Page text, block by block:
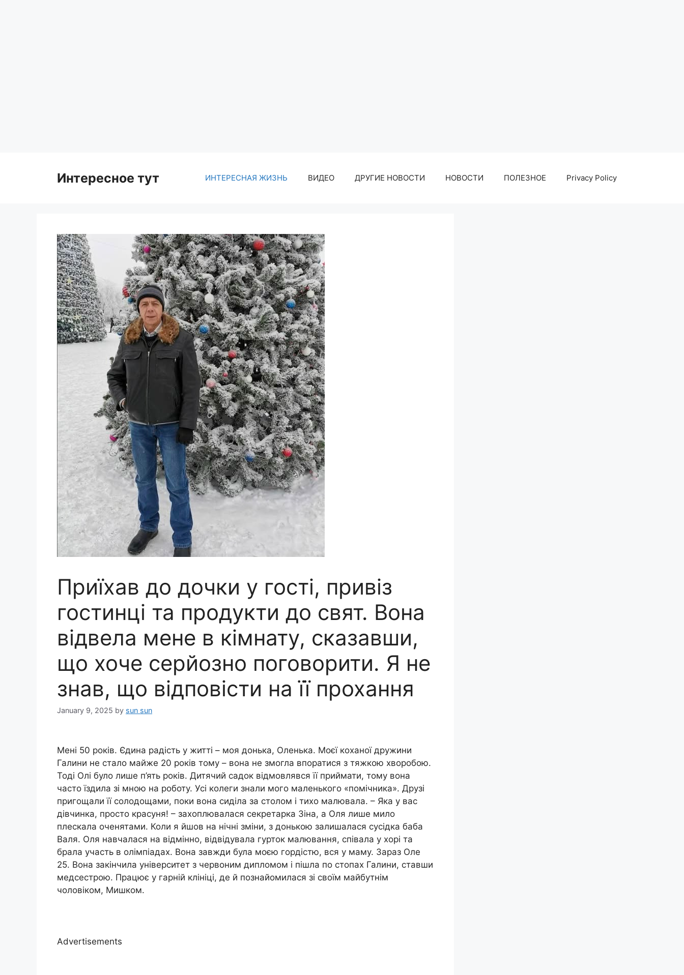
Интересное тут ИНТЕРЕСНАЯ ЖИЗНЬ ВИДЕО ДРУГИЕ НОВОСТИ НОВОСТИ ПОЛЕЗНОЕ Privacy Policy
Приїхав до дочки у гості, привіз
гостинці та продукти до свят. Вона
відвела мене в кімнату, сказавши,
що хоче серйозно поговорити. Я не
знав, що відповісти на її прохання
January 9, 2025 by sun sun
Мені 50 років. Єдина радість у житті – моя донька, Оленька. Моєї коханої дружини
Галини не стало майже 20 років тому – вона не змогла впоратися з тяжкою хворобою.
Тоді Олі було лише п’ять років. Дитячий садок відмовлявся її приймати, тому вона
часто їздила зі мною на роботу. Усі колеги знали мого маленького «помічника». Друзі
пригощали її солодощами, поки вона сиділа за столом і тихо малювала. – Яка у вас
дівчинка, просто красуня! – захоплювалася секретарка Зіна, а Оля лише мило
плескала оченятами. Коли я йшов на нічні зміни, з донькою залишалася сусідка баба
Валя. Оля навчалася на відмінно, відвідувала гурток малювання, співала у хорі та
брала участь в олімпіадах. Вона завжди була моєю гордістю, вся у маму. Зараз Оле
25. Вона закінчила університет з червоним дипломом і пішла по стопах Галини, ставши
медсестрою. Працює у гарній клініці, де й познайомилася зі своїм майбутнім
чоловіком, Мишком.
Advertisements